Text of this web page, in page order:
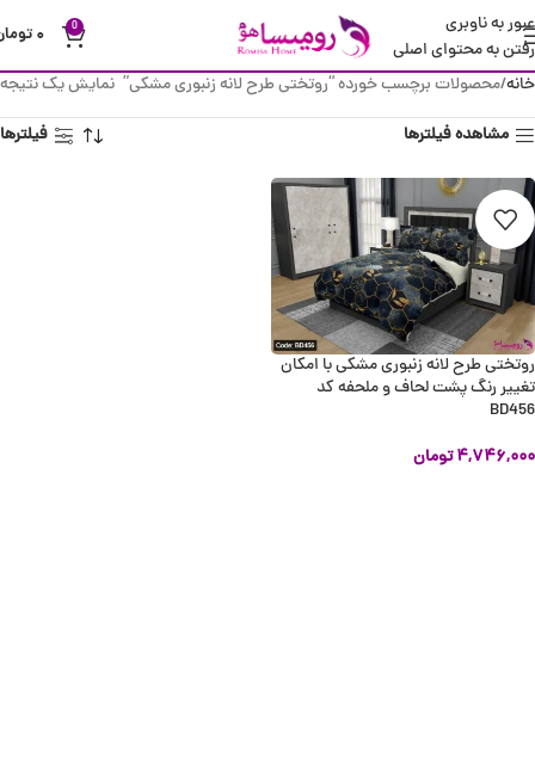
عبور به ناوبری
رفتن به محتوای اصلی
0 ۰
خانه محصولات برچسب خورده “روتختی طرح لانه زنبوری مشکی” نمایش یک نتیجه
مشاهده فیلترها
فیلترها
روتختی طرح لانه زنبوری مشکی با امکان
تغییر رنگ پشت لحاف و ملحفه کد
BD456
۴,۷۴۶,۰۰۰تومان